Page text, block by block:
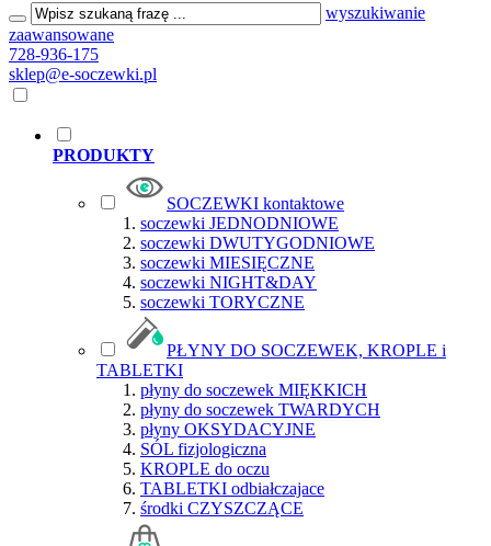
wyszukiwanie
zaawansowane
728-936-175
sklep@e-soczewki.pl
PRODUKTY
SOCZEWKI kontaktowe
soczewki JEDNODNIOWE
soczewki DWUTYGODNIOWE
soczewki MIESIĘCZNE
soczewki NIGHT&DAY
soczewki TORYCZNE
PŁYNY DO SOCZEWEK, KROPLE i
TABLETKI
płyny do soczewek MIĘKKICH
płyny do soczewek TWARDYCH
płyny OKSYDACYJNE
SÓL fizjologiczna
KROPLE do oczu
TABLETKI odbiałczajace
środki CZYSZCZĄCE